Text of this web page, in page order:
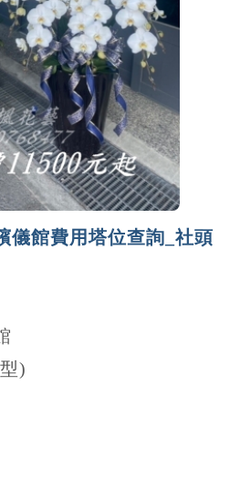
儀館費用塔位查詢_社頭
)